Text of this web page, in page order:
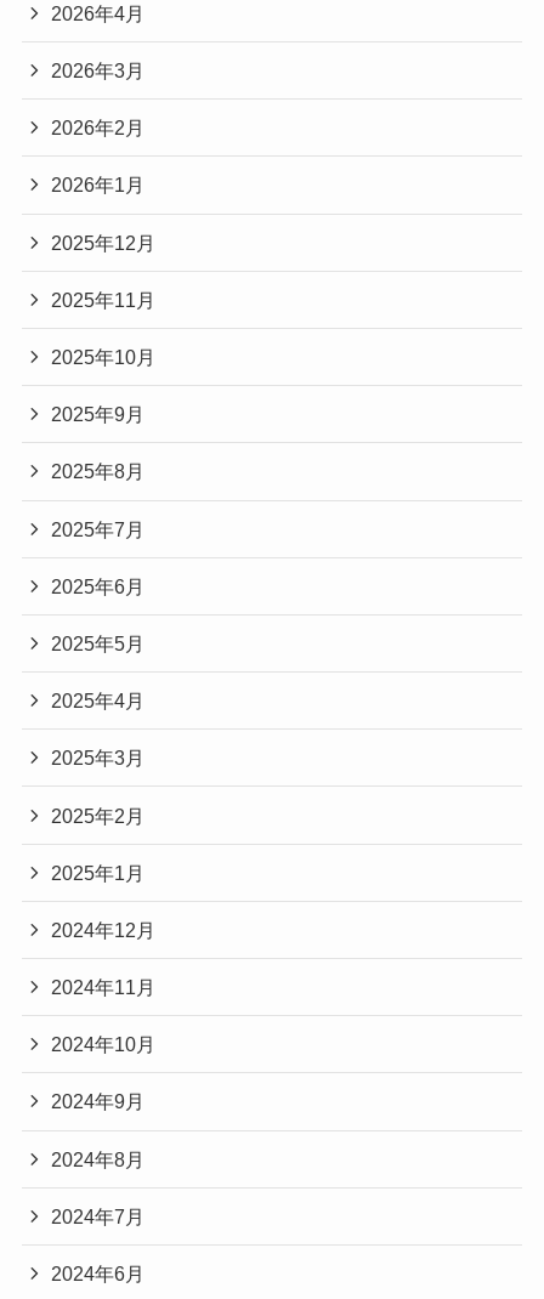
2026年4月
2026年3月
2026年2月
2026年1月
2025年12月
2025年11月
2025年10月
2025年9月
2025年8月
2025年7月
2025年6月
2025年5月
2025年4月
2025年3月
2025年2月
2025年1月
2024年12月
2024年11月
2024年10月
2024年9月
2024年8月
2024年7月
2024年6月